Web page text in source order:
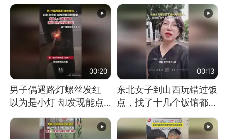
消息）
00:20
男子偶遇路灯螺丝发红
以为是小灯 却发现能点
00:13
东北女子到山西玩错过饭
点，找了十几个饭馆都没